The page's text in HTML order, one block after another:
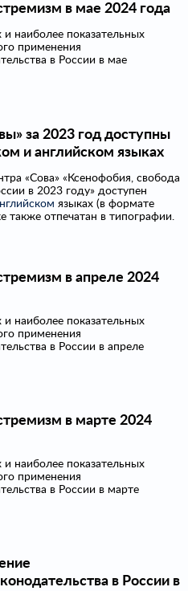
в мае 2024 года
наиболее показательных
применения
в России в мае
за 2023 год доступны
и английском языках
«Сова» «Ксенофобия, свобода
в 2023 году» доступен
языках (в формате
также отпечатан в типографии.
в апреле 2024
наиболее показательных
применения
в России в апреле
в марте 2024
наиболее показательных
применения
в России в марте
в России в